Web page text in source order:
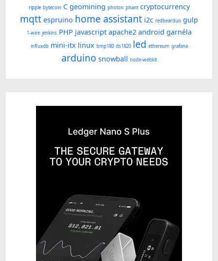
ripple bytecoin C geomining photon phant cryptocurrency
mqtt espruino home assistant i2c redbearduo gulp
1-wire jenkins PHP javascript apache2 android garnéla
influxdb mini-itx linux bmp180 ds1820 led ethereum grafana
arduino snowball node-webkit